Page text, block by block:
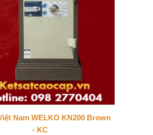
Nam WELKO KN200 Brown
- KC